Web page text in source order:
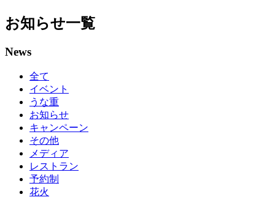
お知らせ一覧
News
全て
イベント
うな重
お知らせ
キャンペーン
その他
メディア
レストラン
予約制
花火